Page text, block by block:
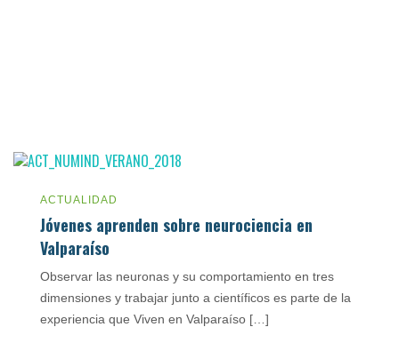
ACTUALIDAD
Jóvenes aprenden sobre neurociencia en
Valparaíso
Observar las neuronas y su comportamiento en tres
dimensiones y trabajar junto a científicos es parte de la
experiencia que Viven en Valparaíso […]